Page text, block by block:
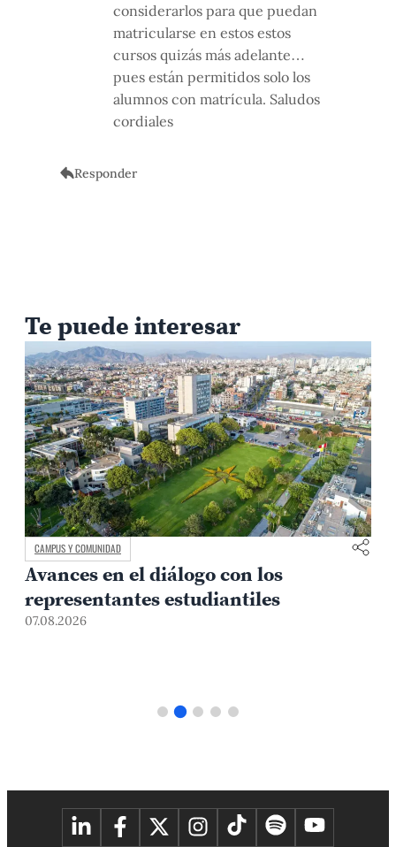
considerarlos para que puedan
matricularse en estos estos
cursos quizás más adelante…
pues están permitidos solo los
alumnos con matrícula. Saludos
cordiales
Responder
Te puede interesar
CAMPUS Y COMUNIDAD
Lamentamos el fallecimiento del Dr.
Fernando D’Alessio, fundador y líder
de Centrum PUCP